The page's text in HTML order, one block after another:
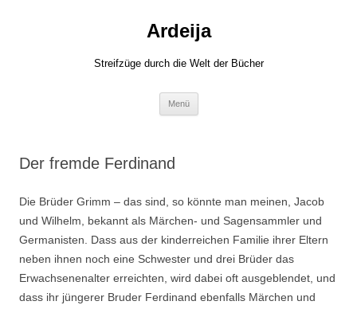
Ardeija
Streifzüge durch die Welt der Bücher
Menü
Der fremde Ferdinand
Die Brüder Grimm – das sind, so könnte man meinen, Jacob
und Wilhelm, bekannt als Märchen- und Sagensammler und
Germanisten. Dass aus der kinderreichen Familie ihrer Eltern
neben ihnen noch eine Schwester und drei Brüder das
Erwachsenenalter erreichten, wird dabei oft ausgeblendet, und
dass ihr jüngerer Bruder Ferdinand ebenfalls Märchen und